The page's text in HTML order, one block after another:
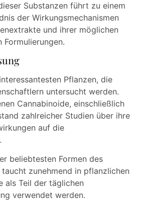
Substanzen führt zu einem
der Wirkungsmechanismen
und ihrer möglichen
Formulierungen.
Pflanzen, die
untersucht werden.
Cannabinoide, einschließlich
zahlreicher Studien über ihre
auf die
beliebtesten Formen des
zunehmend in pflanzlichen
als Teil der täglichen
verwendet werden.